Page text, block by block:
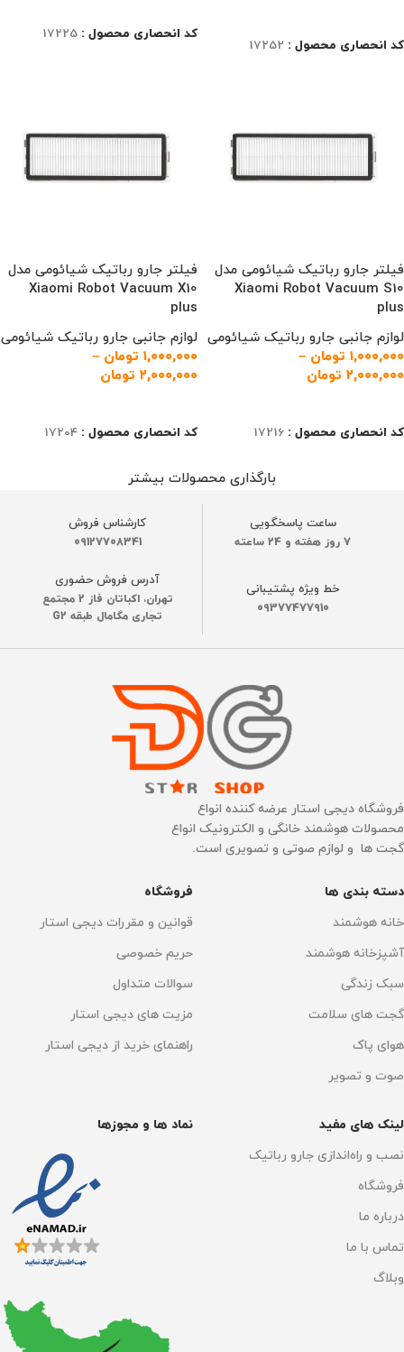
کد انحصاری محصول : 17252
کد انحصاری محصول : 17225
فیلتر جارو رباتیک شیائومی مدل
Xiaomi Robot Vacuum S10
plus
لوازم جانبی جارو رباتیک شیائومی
۱,۰۰۰,۰۰۰ تومان –
۲,۰۰۰,۰۰۰ تومان
کد انحصاری محصول : 17216
فیلتر جارو رباتیک شیائومی مدل
Xiaomi Robot Vacuum X10
plus
لوازم جانبی جارو رباتیک شیائومی
۱,۰۰۰,۰۰۰ تومان –
۲,۰۰۰,۰۰۰ تومان
کد انحصاری محصول : 17204
بارگذاری محصولات بیشتر
ساعت پاسخگویی
7 روز هفته و 24 ساعته
کارشناس فروش
09127708341
خط ویژه پشتیبانی
09377477910
آدرس فروش حضوری
تهران، اکباتان فاز 2 مجتمع
تجاری مگامال طبقه G2
فروشگاه دیجی استار عرضه کننده انواع
محصولات هوشمند خانگی و الکترونیک انواع
گجت ها و لوازم صوتی و تصویری است.
دسته بندی ها
خانه هوشمند
آشپزخانه هوشمند
سبک زندگی
گجت های سلامت
هوای پاک
صوت و تصویر
فروشگاه
قوانین و مقررات دیجی استار
حریم خصوصی
سوالات متداول
مزیت های دیجی استار
راهنمای خرید از دیجی استار
لینک های مفید
نصب و راه‌اندازی جارو رباتیک
فروشگاه
درباره ما
تماس با ما
وبلاگ
نماد ها و مجوزها